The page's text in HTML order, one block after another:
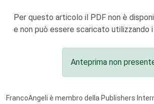
Per questo articolo il PDF non è
e non può essere scaricato utilizzando
Anteprima non
FrancoAngeli è membro della Publishers